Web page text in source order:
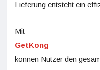
Lieferung entsteht ein
Mit
GetKong
können Nutzer den